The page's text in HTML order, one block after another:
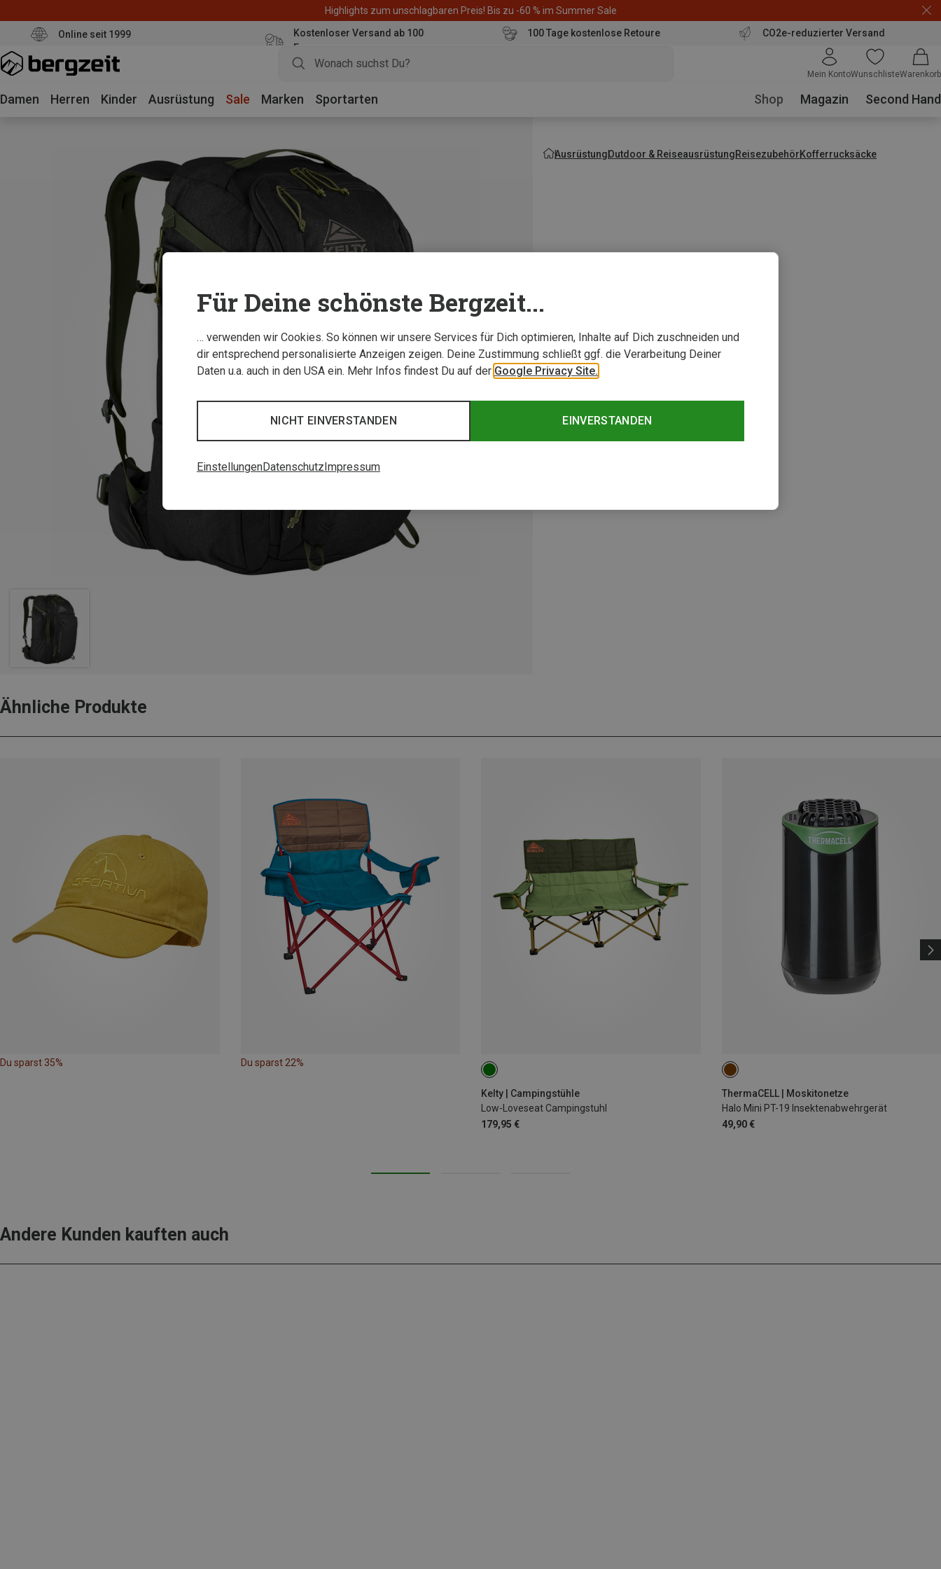
Highlights zum unschlagbaren Preis! Bis zu -60 % im Summer Sale
Online seit 1999
Kostenloser Versand ab 100
Euro
100 Tage kostenlose Retoure CO2e-reduzierter Versand
Mein KontoWunschlisteWarenkorb
Damen Herren Kinder Ausrüstung Sale Marken Sportarten Shop Magazin Second Hand
AusrüstungOutdoor & ReiseausrüstungReisezubehörKofferrucksäcke
Ähnliche Produkte
Du sparst 35% Du sparst 22%
Kelty | Campingstühle
Low-Loveseat Campingstuhl
179,95 €
ThermaCELL | Moskitonetze
Halo Mini PT-19 Insektenabwehrgerät
49,90 €
Andere Kunden kauften auch
Für Deine schönste Bergzeit...
… verwenden wir Cookies. So können wir unsere Services für Dich optimieren, Inhalte auf Dich zuschneiden und
dir entsprechend personalisierte Anzeigen zeigen. Deine Zustimmung schließt ggf. die Verarbeitung Deiner
Daten u.a. auch in den USA ein. Mehr Infos findest Du auf der Google Privacy Site.
EINVERSTANDEN
NICHT EINVERSTANDEN
EinstellungenDatenschutzImpressum